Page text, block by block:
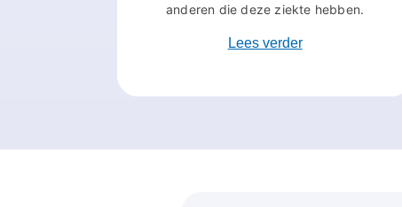
anderen die deze ziekte hebben.
Lees verder